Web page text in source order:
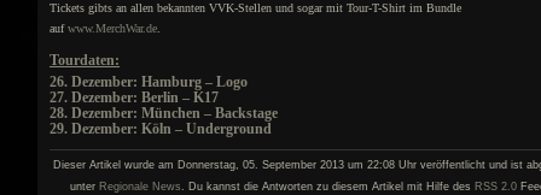
Tickets gibts an allen bekannten VVK-Stellen und sogar mit Tour-T-Shirt im Bundle
aufwww.MerchWar.de
Tourdaten:
26. Dezember: Hamburg – Logo
27. Dezember: Berlin – K17
28. Dezember: München – Backstage
29. Dezember: Köln – Underground
Dieser Artikel wurde am Donnerstag, 05. September 2013 um 22:08 Uhr veröffentlicht und ist
unter Regionale News. Du kannst die Antworten zu diesem Artikel mit Hilfe des RSS 2.0